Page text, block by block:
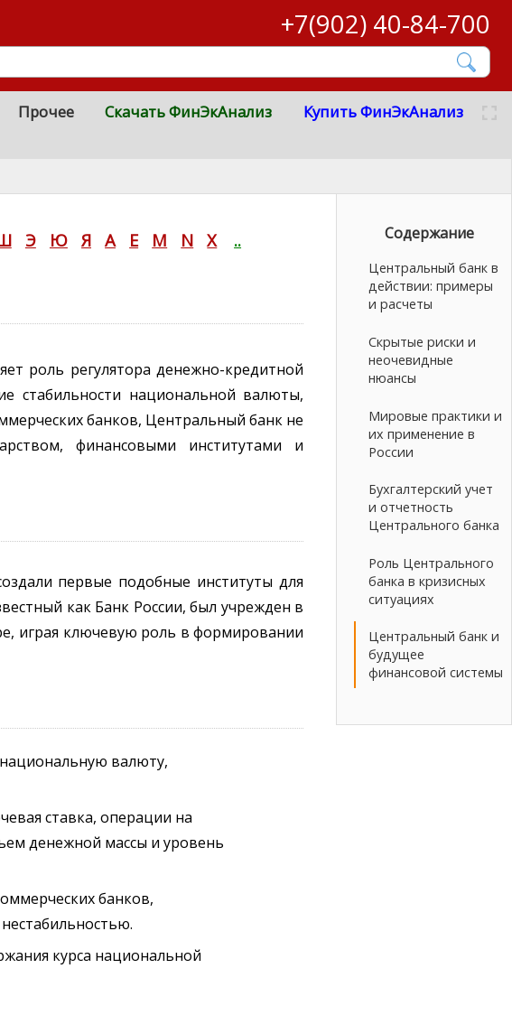
+7(902) 40-84-700
Прочее Скачать ФинЭкАнализ Купить ФинЭкАнализ
Э Ю Я A E M N X ..
роль регулятора денежно-кредитной
стабильности национальной валюты,
банков, Центральный банк не
финансовыми институтами и
первые подобные институты для
как Банк России, был учрежден в
играя ключевую роль в формировании
валюту,
ставка, операции на
денежной массы и уровень
банков,
курса национальной
Содержание
Центральный банк в
действии: примеры
и расчеты
Скрытые риски и
неочевидные
нюансы
Мировые практики и
их применение в
России
Бухгалтерский учет
и отчетность
Центрального банка
Роль Центрального
банка в кризисных
ситуациях
Центральный банк и
будущее
финансовой системы